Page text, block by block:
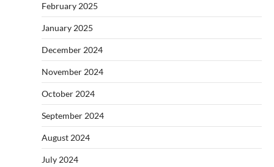
February 2025
January 2025
December 2024
November 2024
October 2024
September 2024
August 2024
July 2024